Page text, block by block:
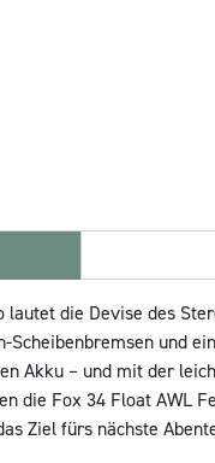
die Devise des
Scheibenbremsen und
Akku – und mit der
die Fox 34 Float AWL
Ziel fürs nächste